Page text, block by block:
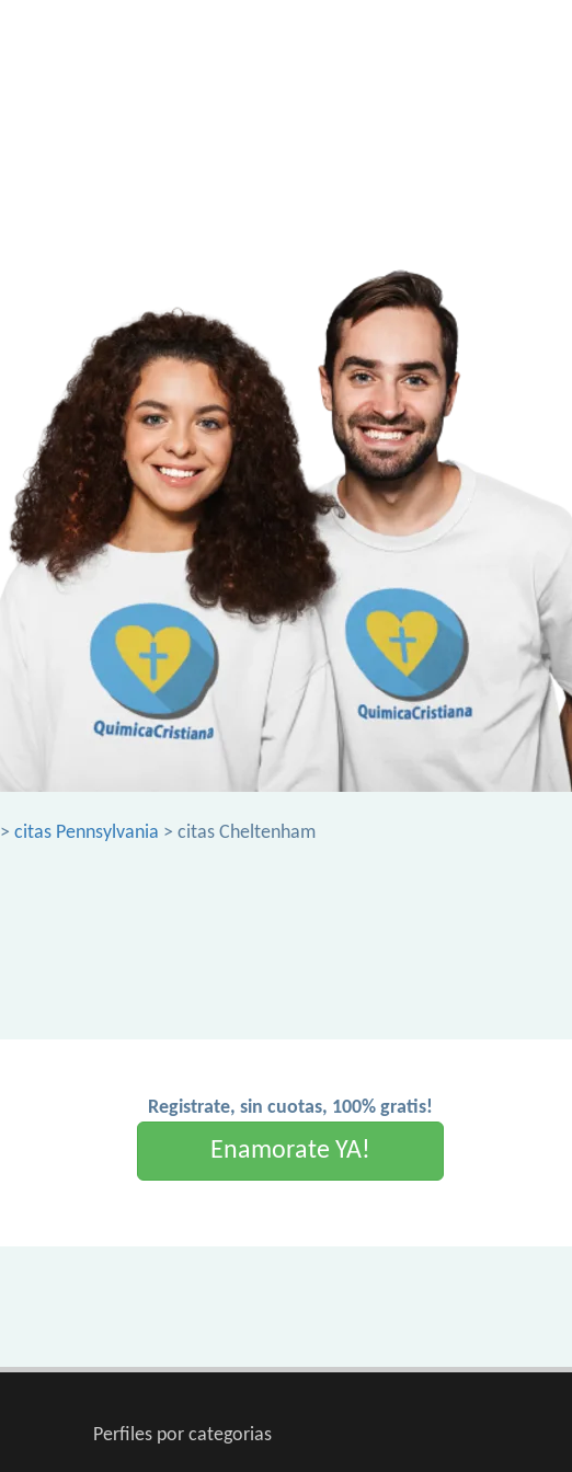
> citas Pennsylvania > citas Cheltenham
Registrate, sin cuotas, 100% gratis!
Enamorate YA!
Perfiles por categorias